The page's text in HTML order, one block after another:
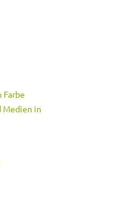
Farbe
Medien in